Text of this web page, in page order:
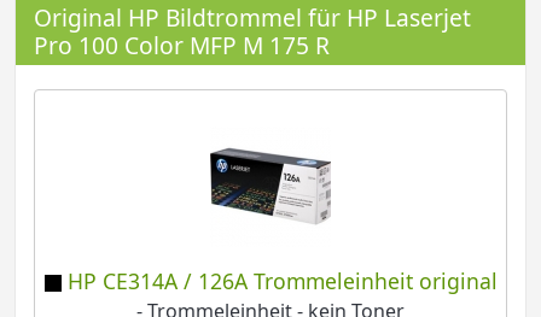
Original HP Bildtrommel für HP Laserjet
Pro 100 Color MFP M 175 R
HP CE314A / 126A Trommeleinheit original
- Trommeleinheit - kein Toner